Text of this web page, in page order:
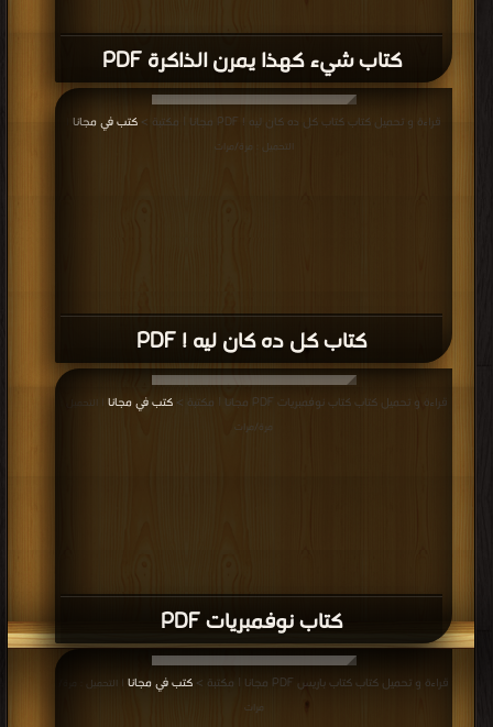
كتاب شيء كهذا يمرن الذاكرة PDF
كتاب كل ده كان ليه ! PDF
قراءة و تحميل كتاب كتاب كل ده كان ليه ! PDF مجانا | مكتبة > كتب في مجانا
التحميل : مرة/مرات
كتاب نوفمبريات PDF
قراءة و تحميل كتاب كتاب نوفمبريات PDF مجانا | مكتبة > كتب في مجانا | التحميل :
مرة/مرات
قراءة و تحميل كتاب كتاب باريس PDF مجانا | مكتبة > كتب في مجانا | التحميل : مرة/
مرات